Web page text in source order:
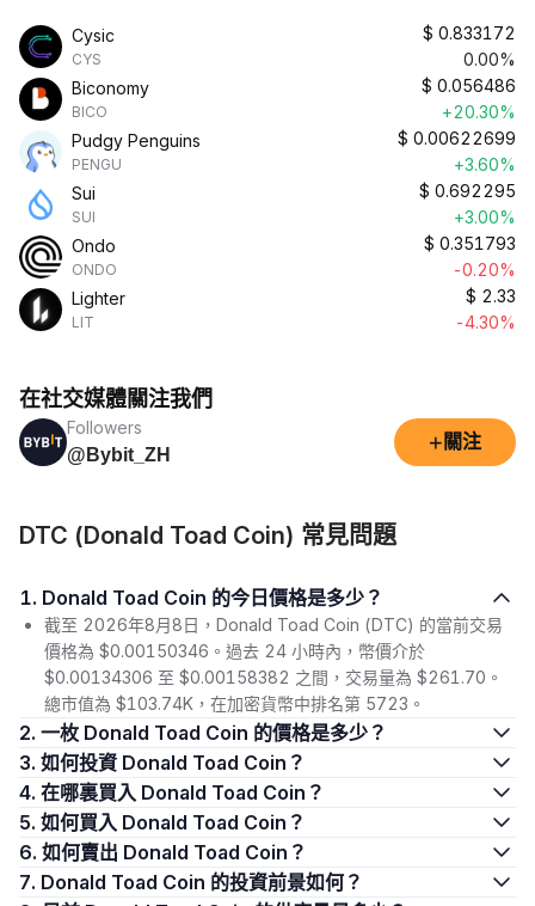
Cysic
CYS
$ 0.833172
0.00%
Biconomy
BICO
$ 0.056486
+20.30%
Pudgy Penguins
PENGU
$ 0.00622699
+3.60%
Sui
SUI
$ 0.692295
+3.00%
Ondo
ONDO
$ 0.351793
-0.20%
Lighter
LIT
$ 2.33
-4.30%
在社交媒體關注我們
Followers
@Bybit_ZH
+ 關注
DTC (Donald Toad Coin) 常見問題
1. Donald Toad Coin 的今日價格是多少？
截至 2026年8月8日，Donald Toad Coin (DTC) 的當前交易
價格為 $0.00150346。過去 24 小時內，幣價介於
$0.00134306 至 $0.00158382 之間，交易量為 $261.70。
總市值為 $103.74K，在加密貨幣中排名第 5723。
2. 一枚 Donald Toad Coin 的價格是多少？
3. 如何投資 Donald Toad Coin？
4. 在哪裏買入 Donald Toad Coin？
5. 如何買入 Donald Toad Coin？
6. 如何賣出 Donald Toad Coin？
7. Donald Toad Coin 的投資前景如何？